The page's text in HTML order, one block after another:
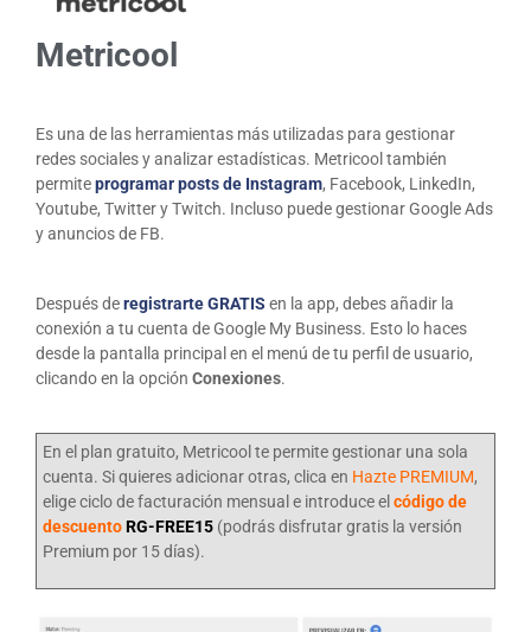
Metricool
Es una de las herramientas más utilizadas para gestionar
redes sociales y analizar estadísticas. Metricool también
permiteprogramar posts de Instagram, Facebook, LinkedIn,
Youtube, Twitter y Twitch. Incluso puede gestionar Google Ads
y anuncios de FB.
Después deregistrarte GRATIS en la app, debes añadir la
conexión a tu cuenta de Google My Business. Esto lo haces
desde la pantalla principal en el menú de tu perfil de usuario,
clicando en la opción Conexiones.
En el plan gratuito, Metricool te permite gestionar una sola
cuenta. Si quieres adicionar otras, clica en Hazte PREMIUM,
elige ciclo de facturación mensual e introduce el código de
descuentoRG-FREE15 (podrás disfrutar gratis la versión
Premium por 15 días).